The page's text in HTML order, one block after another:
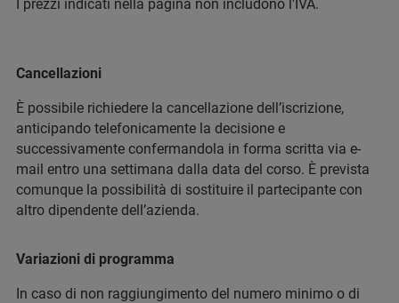
I prezzi indicati nella pagina non includono l'IVA.
Cancellazioni
È possibile richiedere la cancellazione dell’iscrizione,
anticipando telefonicamente la decisione e
successivamente confermandola in forma scritta via e-
mail entro una settimana dalla data del corso. È prevista
comunque la possibilità di sostituire il partecipante con
altro dipendente dell’azienda.
Variazioni di programma
In caso di non raggiungimento del numero minimo o di